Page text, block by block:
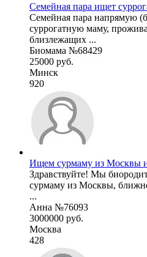
Семейная пара ищет
Семейная пара напрямую
суррогатную маму,
близлежащих ...
Биомама №68429
25000 руб.
Минск
920
Ищем сурмаму из Москвы
Здравствуйте! Мы
сурмаму из Москвы,
...
Анна №76093
3000000 руб.
Москва
428